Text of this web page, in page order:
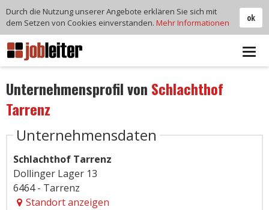
Unternehmensprofil von Schlachthof
Tarrenz
Unternehmensdaten
Schlachthof Tarrenz
Dollinger Lager 13
6464 - Tarrenz
Standort anzeigen
ok
Durch die Nutzung unserer Angebote erklären Sie sich mit
dem Setzen von Cookies einverstanden. Mehr Informationen